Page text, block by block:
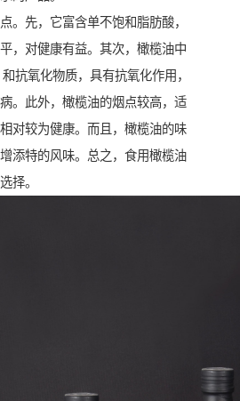
。先，它富含单不饱和脂肪酸，
，对健康有益。其次，橄榄油中
抗氧化物质，具有抗氧化作用，
。此外，橄榄油的烟点较高，适
对较为健康。而且，橄榄油的味
添特的风味。总之，食用橄榄油
择。